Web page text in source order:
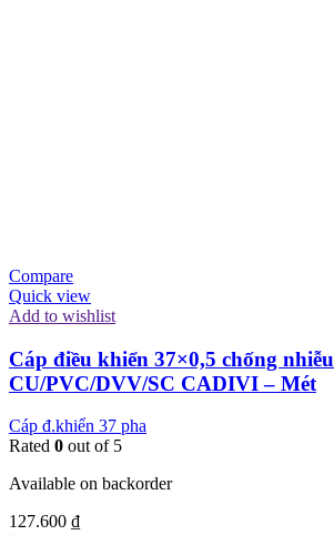
Compare
Quick view
Add to wishlist
Cáp điều khiển 37×0,5 chống nhiễu
CU/PVC/DVV/SC CADIVI – Mét
Cáp đ.khiển 37 pha
Rated 0 out of 5
Available on backorder
127.600 ₫